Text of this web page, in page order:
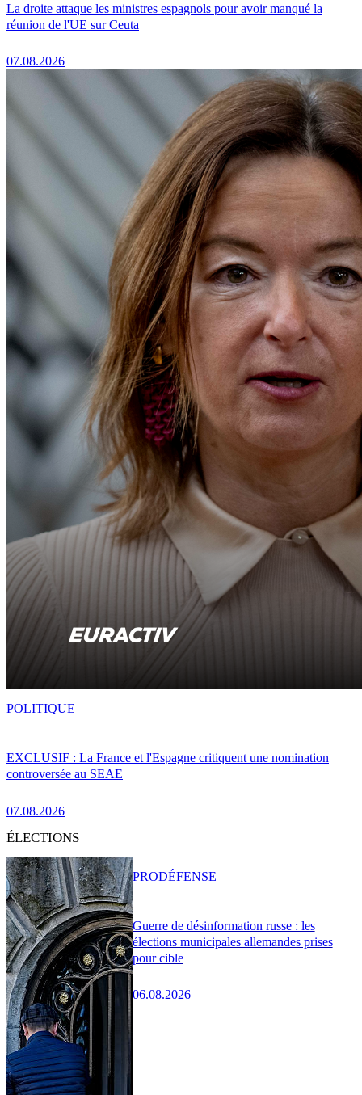
La droite attaque les ministres espagnols pour avoir manqué la
réunion de l'UE sur Ceuta
07.08.2026
EXCLUSIF : La France et l'Espagne critiquent une nomination
controversée au SEAE
07.08.2026
POLITIQUE
ÉLECTIONS
Guerre de désinformation russe : les
élections municipales allemandes prises
pour cible
06.08.2026
PRODÉFENSE